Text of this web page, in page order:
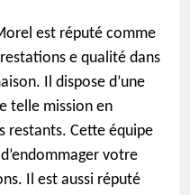
est réputé comme
e qualité dans
Il dispose d’une
telle mission en
restants. Cette équipe
votre
Il est aussi réputé